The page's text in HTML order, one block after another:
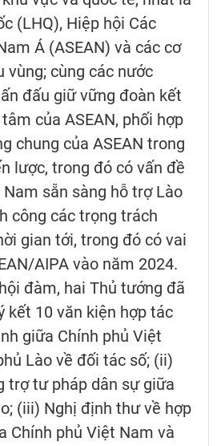
(LHQ), Hiệp hội Các
Á (ASEAN) và các cơ
vùng; cùng các nước
đấu giữ vững đoàn kết
của ASEAN, phối hợp
chung của ASEAN trong
lược, trong đó có vấn đề
sẵn sàng hỗ trợ Lào
công các trọng trách
gian tới, trong đó có vai
AIPA vào năm 2024.
đàm, hai Thủ tướng đã
kết 10 văn kiện hợp tác
giữa Chính phủ Việt
Lào về đối tác số; (ii)
trợ tư pháp dân sự giữa
(iii) Nghị định thư về hợp
Chính phủ Việt Nam và